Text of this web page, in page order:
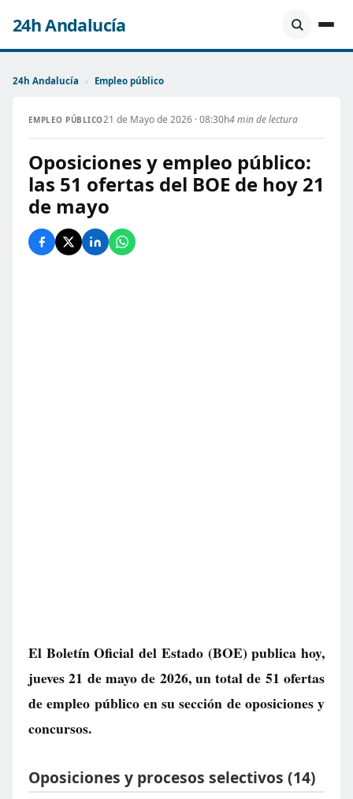
24h Andalucía
24h Andalucía › Empleo público
EMPLEO PÚBLICO21 de Mayo de 2026 · 08:30h4 min de lectura
Oposiciones y empleo público:
las 51 ofertas del BOE de hoy 21
de mayo
El Boletín Oficial del Estado (BOE) publica hoy,
jueves 21 de mayo de 2026, un total de 51 ofertas
de empleo públicoen su sección de oposiciones y
concursos.
Oposiciones y procesos selectivos (14)